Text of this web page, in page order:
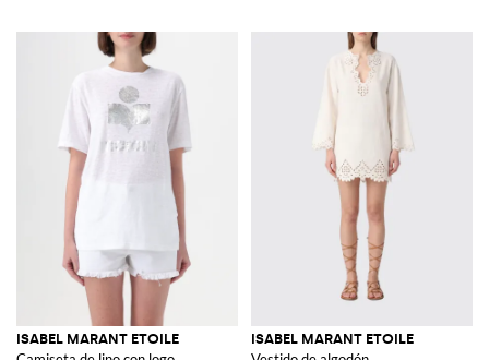
ISABEL MARANT ETOILE ISABEL MARANT ETOILE